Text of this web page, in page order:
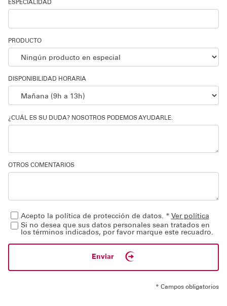
ESPECIALIDAD
PRODUCTO
DISPONIBILIDAD HORARIA
¿CUÁL ES SU DUDA? NOSOTROS PODEMOS AYUDARLE.
OTROS COMENTARIOS
Acepto la política de protección de datos. * Ver política
Si no desea que sus datos personales sean tratados en
los términos indicados, por favor marque este recuadro.
Enviar
* Campos obligatorios